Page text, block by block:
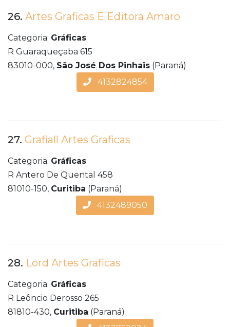
26. Artes Graficas E Editora Amaro
Categoria: Gráficas
R Guaraqueçaba 615
83010-000, São José Dos Pinhais (Paraná)
4132824854
27. Grafiall Artes Graficas
Categoria: Gráficas
R Antero De Quental 458
81010-150, Curitiba (Paraná)
4132489050
28. Lord Artes Graficas
Categoria: Gráficas
R Leôncio Derosso 265
81810-430, Curitiba (Paraná)